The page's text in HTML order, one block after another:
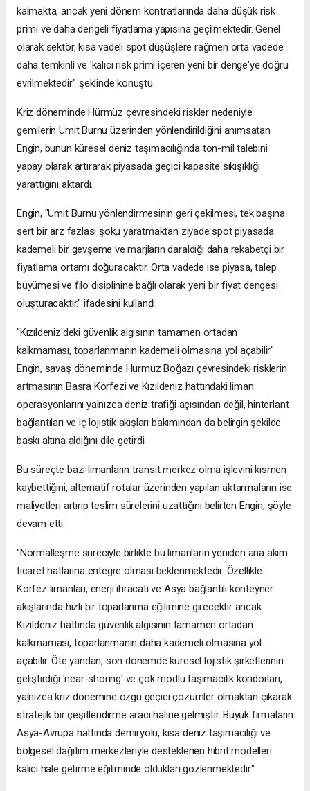
kalmakta, ancak yeni dönem kontratlarında daha düşük risk
primi ve daha dengeli fiyatlama yapısına geçilmektedir. Genel
olarak sektör, kısa vadeli spot düşüşlere rağmen orta vadede
daha temkinli ve 'kalıcı risk primi içeren yeni bir denge'ye doğru
evrilmektedir." şeklinde konuştu.
Kriz döneminde Hürmüz çevresindeki riskler nedeniyle
gemilerin Ümit Burnu üzerinden yönlendirildiğini anımsatan
Engin, bunun küresel deniz taşımacılığında ton-mil talebini
yapay olarak artırarak piyasada geçici kapasite sıkışıklığı
yarattığını aktardı.
Engin, "Ümit Burnu yönlendirmesinin geri çekilmesi, tek başına
sert bir arz fazlası şoku yaratmaktan ziyade spot piyasada
kademeli bir gevşeme ve marjların daraldığı daha rekabetçi bir
fiyatlama ortamı doğuracaktır. Orta vadede ise piyasa, talep
büyümesi ve filo disiplinine bağlı olarak yeni bir fiyat dengesi
oluşturacaktır." ifadesini kullandı.
"Kızıldeniz'deki güvenlik algısının tamamen ortadan
kalkmaması, toparlanmanın kademeli olmasına yol açabilir"
Engin, savaş döneminde Hürmüz Boğazı çevresindeki risklerin
artmasının Basra Körfezi ve Kızıldeniz hattındaki liman
operasyonlarını yalnızca deniz trafiği açısından değil, hinterlant
bağlantıları ve iç lojistik akışları bakımından da belirgin şekilde
baskı altına aldığını dile getirdi.
Bu süreçte bazı limanların transit merkez olma işlevini kısmen
kaybettiğini, alternatif rotalar üzerinden yapılan aktarmaların ise
maliyetleri artırıp teslim sürelerini uzattığını belirten Engin, şöyle
devam etti:
"Normalleşme süreciyle birlikte bu limanların yeniden ana akım
ticaret hatlarına entegre olması beklenmektedir. Özellikle
Körfez limanları, enerji ihracatı ve Asya bağlantılı konteyner
akışlarında hızlı bir toparlanma eğilimine girecektir ancak
Kızıldeniz hattında güvenlik algısının tamamen ortadan
kalkmaması, toparlanmanın daha kademeli olmasına yol
açabilir. Öte yandan, son dönemde küresel lojistik şirketlerinin
geliştirdiği 'near-shoring' ve çok modlu taşımacılık koridorları,
yalnızca kriz dönemine özgü geçici çözümler olmaktan çıkarak
stratejik bir çeşitlendirme aracı haline gelmiştir. Büyük firmaların
Asya-Avrupa hattında demiryolu, kısa deniz taşımacılığı ve
bölgesel dağıtım merkezleriyle desteklenen hibrit modelleri
kalıcı hale getirme eğiliminde oldukları gözlenmektedir."